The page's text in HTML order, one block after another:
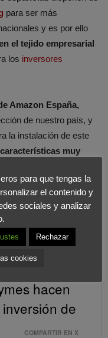
para ser más
y es por ello
el tejido empresarial
los inversores
Amazon España,
de nuestro país, y
la instalación de este
muy
talento y
de pymes, un
startups creados los
hacen
de
COMPARTIR EN X
para que tengas la
el contenido y
sociales y analizar
Rechazar
cookies